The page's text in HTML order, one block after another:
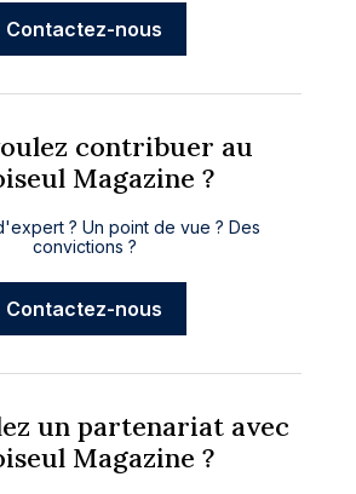
Contactez-nous
contribuer au
Magazine ?
? Un point de vue ? Des
convictions ?
Contactez-nous
un partenariat avec
Magazine ?